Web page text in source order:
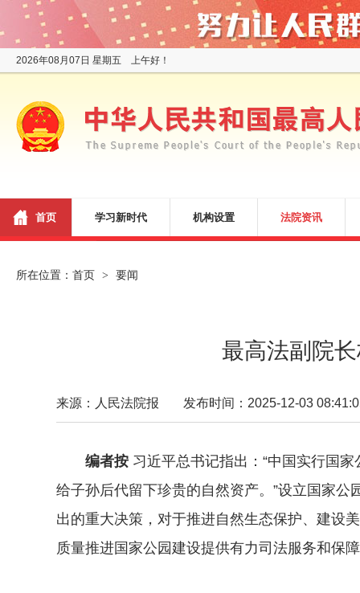
2026年08月07日 星期五 上午好！
首页 学习新时代 机构设置 法院资讯
所在位置： 首页 > 要闻
最高法副院
来源：人民法院报 发布时间：2025-12-03
编者按 习近平总书记指出：“中国实行国
给子孙后代留下珍贵的自然资产。”设立国家
出的重大决策，对于推进自然生态保护、建设
质量推进国家公园建设提供有力司法服务和保